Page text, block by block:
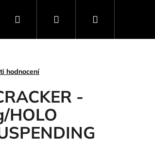
Stojany a signalizátory
Hledat PřihlášeníNákupní
hodnocení
-
HOLO